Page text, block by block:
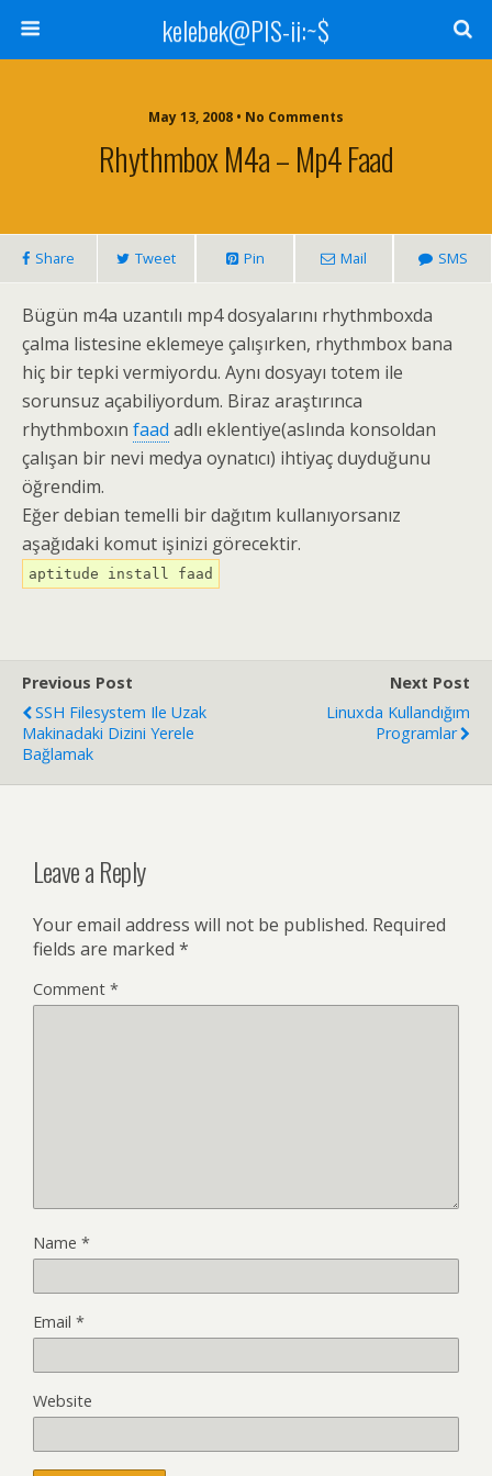
kelebek@PIS-ii:~$
May 13, 2008 • No Comments
Rhythmbox M4a – Mp4 Faad
Share Tweet Pin Mail SMS
Bügün m4a uzantılı mp4 dosyalarını rhythmboxda
çalma listesine eklemeye çalışırken, rhythmbox bana
hiç bir tepki vermiyordu. Aynı dosyayı totem ile
sorunsuz açabiliyordum. Biraz araştırınca
rhythmboxın faad adlı eklentiye(aslında konsoldan
çalışan bir nevi medya oynatıcı) ihtiyaç duyduğunu
öğrendim.
Eğer debian temelli bir dağıtım kullanıyorsanız
aşağıdaki komut işinizi görecektir.
aptitude install faad
Previous Post
SSH Filesystem Ile Uzak
Makinadaki Dizini Yerele
Bağlamak
Next Post
Linuxda Kullandığım
Programlar
Leave a Reply
Your email address will not be published. Required
fields are marked *
Comment *
Name *
Email *
Website